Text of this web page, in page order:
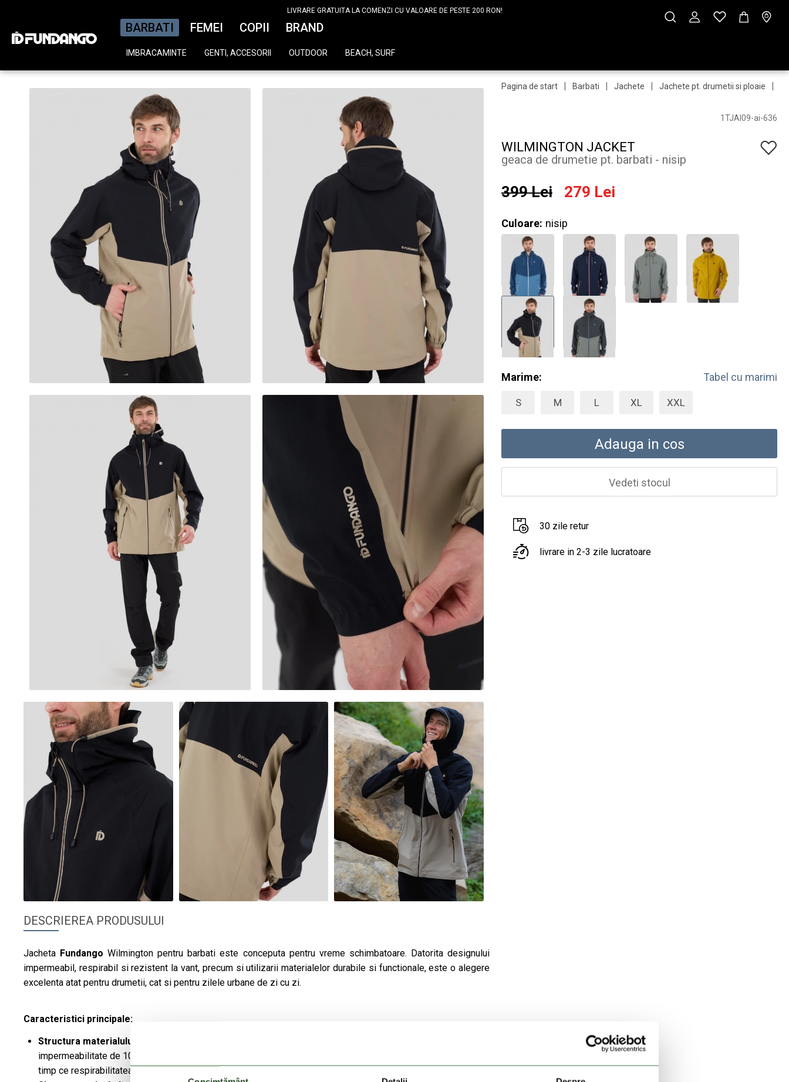
LIVRARE GRATUITA LA COMENZI CU VALOARE DE PESTE 200 RON!
BARBATI FEMEI COPII BRAND
IMBRACAMINTE GENTI, ACCESORII OUTDOOR BEACH, SURF
DESCRIEREA PRODUSULUI
Jacheta FundangoWilmington pentru barbati este conceputa pentru vreme schimbatoare. Datorita designului
impermeabil, respirabil si rezistent la vant, precum si utilizarii materialelor durabile si functionale, este o alegere
excelenta atat pentru drumetii, cat si pentru zilele urbane de zi cu zi.
Caracteristici principale:
Structura materialului impermeabil, respirabil si rezistent la vant:
impermeabilitate de 10.000 mm ofera protectie de incredere impotriva vantului si a precipitatiilor usoare, in
timp ce respirabilitatea de 6.000 g/m2/24h ajuta la mentinerea unui climat interior confortabil.
Pagina de start | Barbati | Jachete | Jachete pt. drumetii si ploaie |
1TJAI09-ai-636
WILMINGTON JACKET
geaca de drumetie pt. barbati - nisip
399 Lei 279 Lei
Culoare: nisip
Marime: Tabel cu marimi
S M L XL XXL
Adauga in cos
Vedeti stocul
30 zile retur
livrare in 2-3 zile lucratoare